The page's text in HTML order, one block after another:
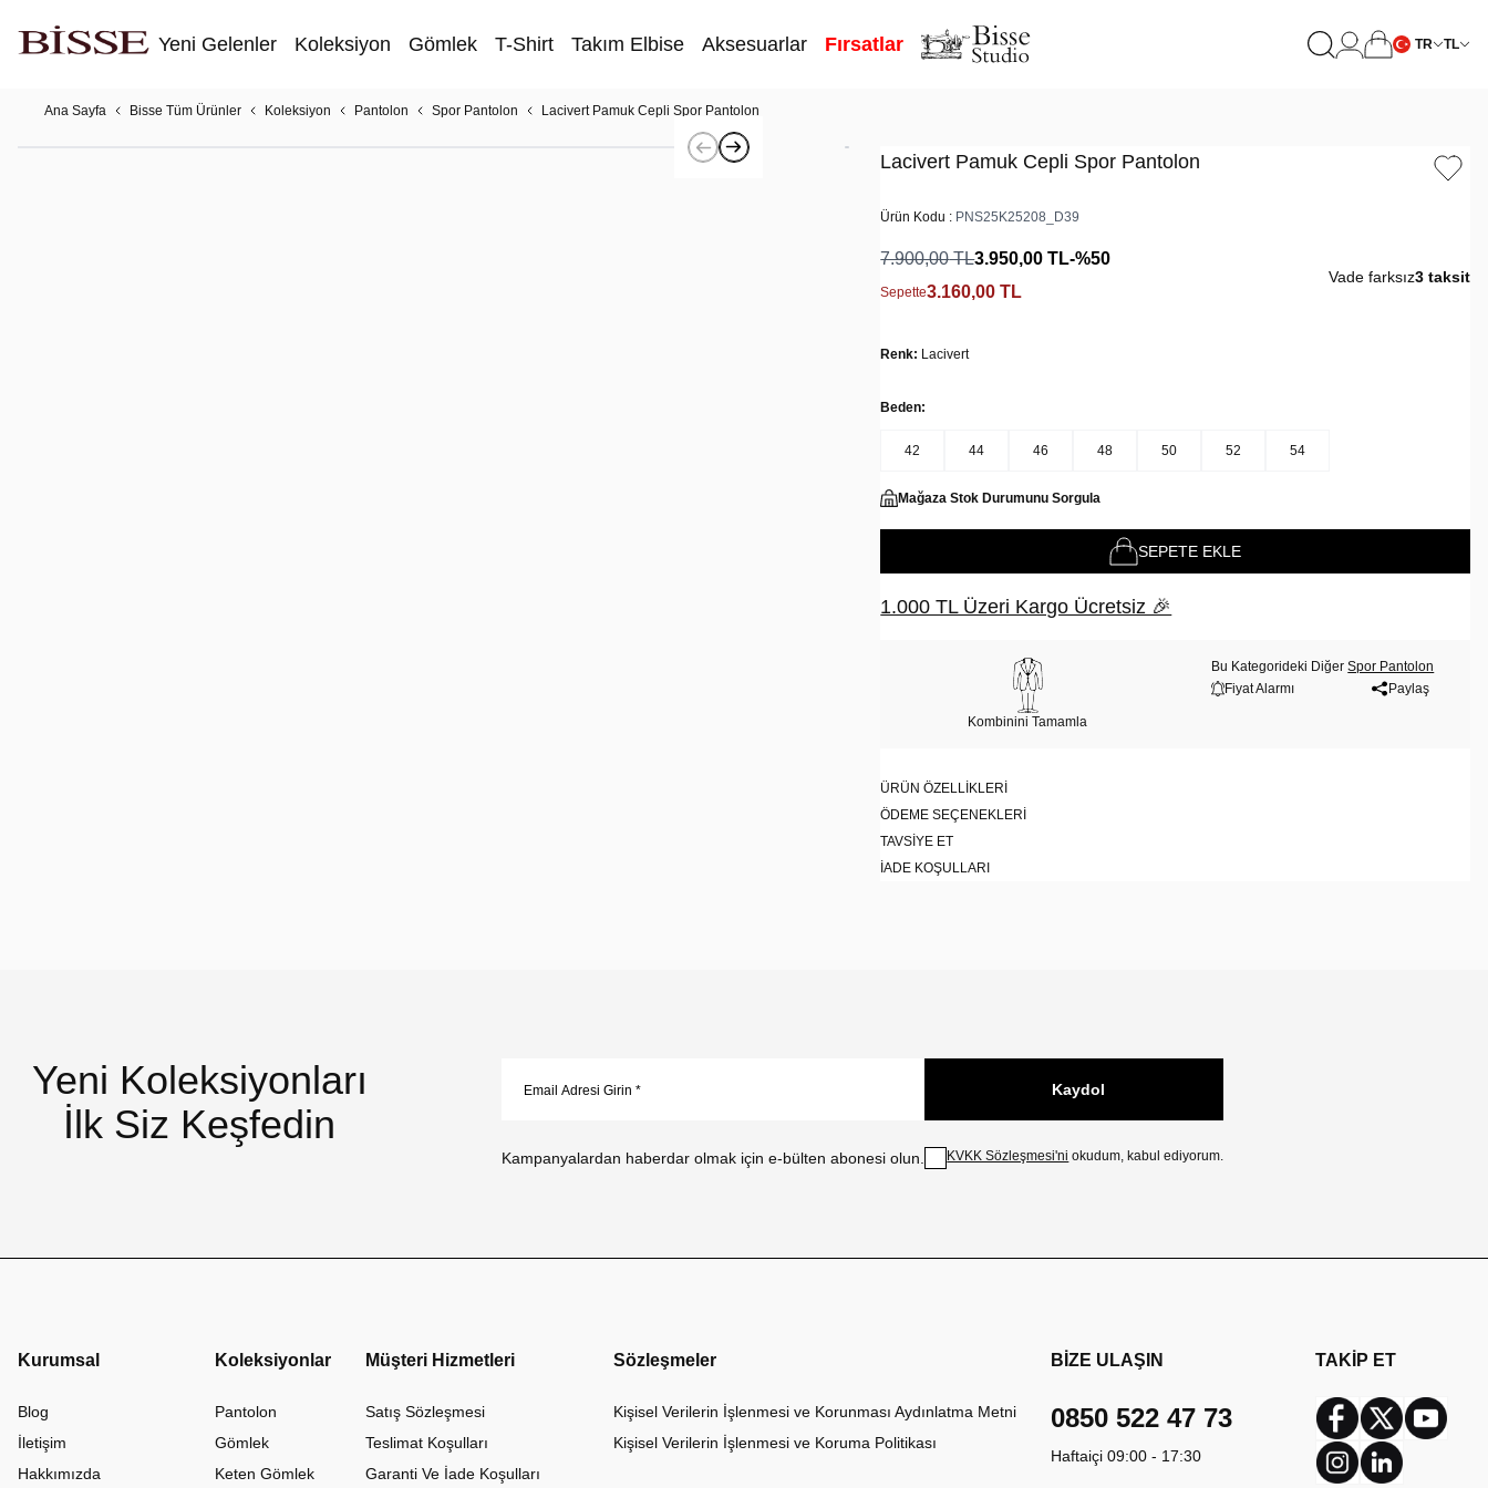
Yeni Gelenler Koleksiyon Gömlek T-Shirt Takım Elbise Aksesuarlar Fırsatlar TR TL
Ana Sayfa Bisse Tüm Ürünler Koleksiyon Pantolon Spor Pantolon Lacivert Pamuk Cepli Spor Pantolon
Lacivert Pamuk Cepli Spor Pantolon
Ürün Kodu : PNS25K25208_D39
7.900,00TL3.950,00 TL-%50
Sepette3.160,00 TL
Vade farksız3 taksit
Renk: Lacivert
Beden:
42 44 46 48 50 52 54
Mağaza Stok Durumunu Sorgula
SEPETE EKLE
1.000 TL Üzeri Kargo Ücretsiz 🎉
Kombinini Tamamla
Bu Kategorideki DiğerSpor Pantolon
Fiyat Alarmı
Paylaş
ÜRÜN ÖZELLIKLERI
ÖDEME SEÇENEKLERI
TAVSIYE ET
İADE KOŞULLARI
Yeni Koleksiyonları
İlk Siz Keşfedin
Kampanyalardan haberdar olmak için e-bülten abonesi olun.
Kaydol
KVKK Sözleşmesi'ni okudum, kabul ediyorum.
Kurumsal
Blog
İletişim
Hakkımızda
Koleksiyonlar
Pantolon
Gömlek
Keten Gömlek
Müşteri Hizmetleri
Satış Sözleşmesi
Teslimat Koşulları
Garanti Ve İade Koşulları
Sözleşmeler
Kişisel Verilerin İşlenmesi ve Korunması Aydınlatma Metni
Kişisel Verilerin İşlenmesi ve Koruma Politikası
BİZE ULAŞIN
0850 522 47 73
Haftaiçi 09:00 - 17:30
TAKİP ET
Facebook
Twitter
InstagramLinkedin